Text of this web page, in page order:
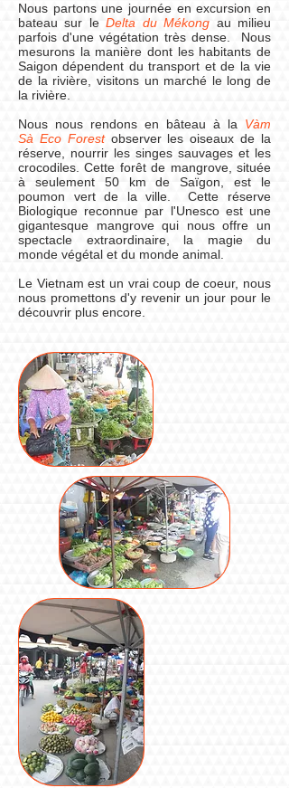
Nous partons une journée en excursion en
bateau sur leDelta du Mékong au milieu
parfois d'une végétation très dense. Nous
mesurons la manière dont les habitants de
Saigon dépendent du transport et de la vie
de la rivière, visitons un marché le long de
la rivière.
Nous nous rendons en bâteau à la Vàm
Sà Eco Forestobserver les oiseaux de la
réserve, nourrir les singes sauvages et les
crocodiles. Cette forêt de mangrove, située
à seulement 50 km de Saïgon, est le
poumon vert de la ville. Cette réserve
Biologique reconnue par l'Unesco est une
gigantesque mangrove qui nous offre un
spectacle extraordinaire, la magie du
monde végétal et du monde animal.
Le Vietnam est un vrai coup de coeur, nous
nous promettons d'y revenir un jour pour le
découvrir plus encore.